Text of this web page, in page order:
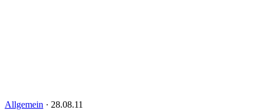
Allgemein · 28.08.11